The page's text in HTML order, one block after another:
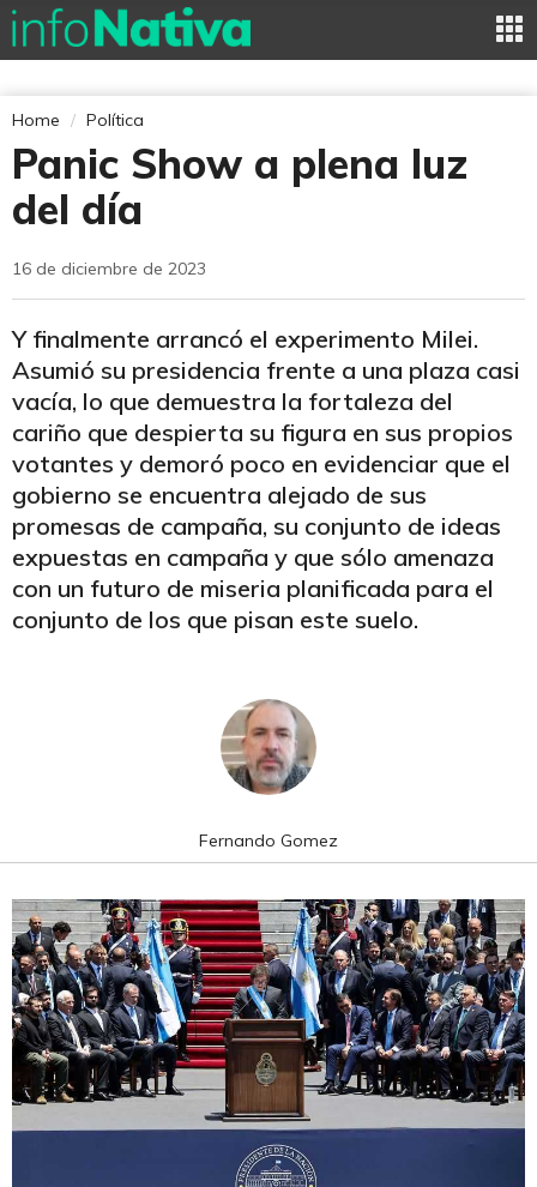
Home Política
Panic Show a plena luz
del día
16 de diciembre de 2023
Y finalmente arrancó el experimento Milei.
Asumió su presidencia frente a una plaza casi
vacía, lo que demuestra la fortaleza del
cariño que despierta su figura en sus propios
votantes y demoró poco en evidenciar que el
gobierno se encuentra alejado de sus
promesas de campaña, su conjunto de ideas
expuestas en campaña y que sólo amenaza
con un futuro de miseria planificada para el
conjunto de los que pisan este suelo.
Fernando Gomez